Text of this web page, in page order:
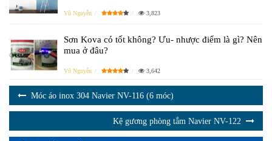
Vũ Nguyễn 3,823
Sơn Kova có tốt không? Ưu- nhược điểm là gì? Nên
mua ở đâu?
Vũ Nguyễn 3,642
Móc áo inox 304 Navier NV-116 (6 móc)
Kệ gương phòng tắm Navier NV-122